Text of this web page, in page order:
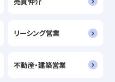
リーシング営業
不動産・建築営業